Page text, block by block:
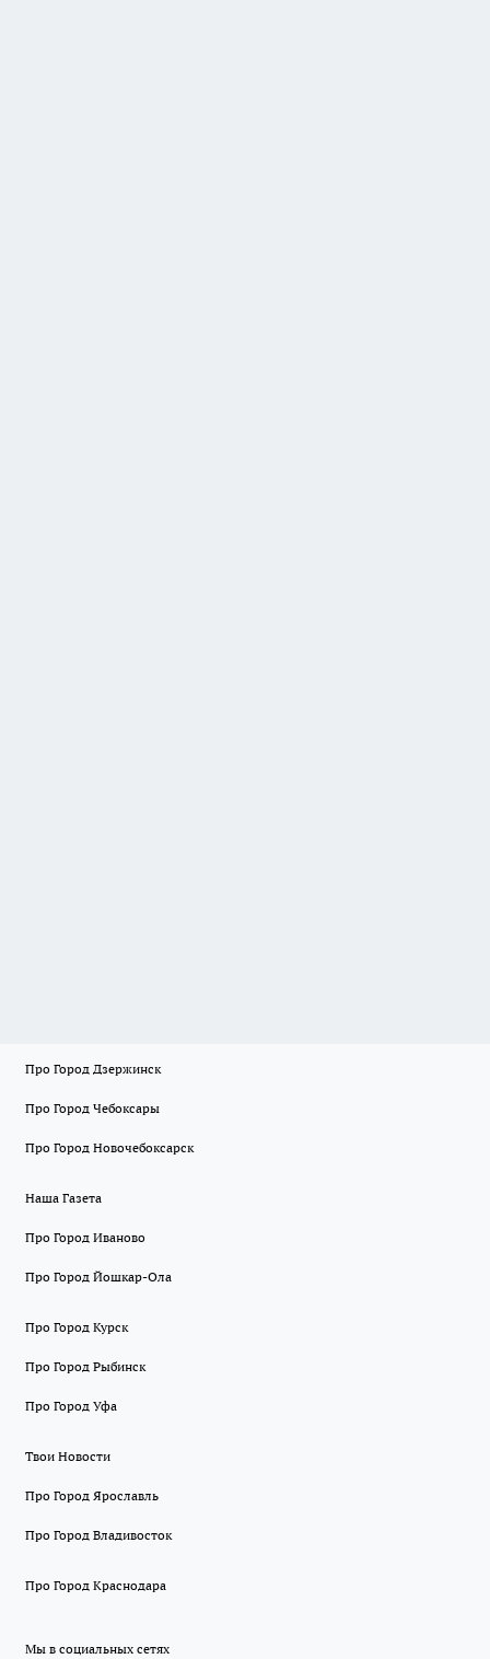
Про Город Дзержинск
Про Город Чебоксары
Про Город Новочебоксарск
Наша Газета
Про Город Иваново
Про Город Йошкар-Ола
Про Город Курск
Про Город Рыбинск
Про Город Уфа
Твои Новости
Про Город Ярославль
Про Город Владивосток
Про Город Краснодара
Мы в социальных сетях